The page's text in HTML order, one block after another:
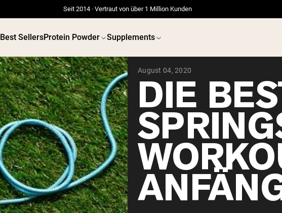
Seit 2014 · Vertraut von über 1 Million Kunden
Best SellersProtein Powder Supplements
August 04, 2020
DIE